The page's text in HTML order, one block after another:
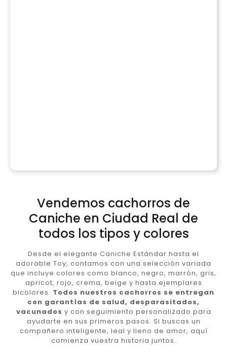
Vendemos cachorros de
Caniche en Ciudad Real de
todos los tipos y colores
Desde el elegante Caniche Estándar hasta el
adorable Toy, contamos con una selección variada
que incluye colores como blanco, negro, marrón, gris,
apricot, rojo, crema, beige y hasta ejemplares
bicolores. Todos nuestros cachorros se entregan
con garantías de salud, desparasitados,
vacunados y con seguimiento personalizado para
ayudarte en sus primeros pasos. Si buscas un
compañero inteligente, leal y lleno de amor, aquí
comienza vuestra historia juntos.